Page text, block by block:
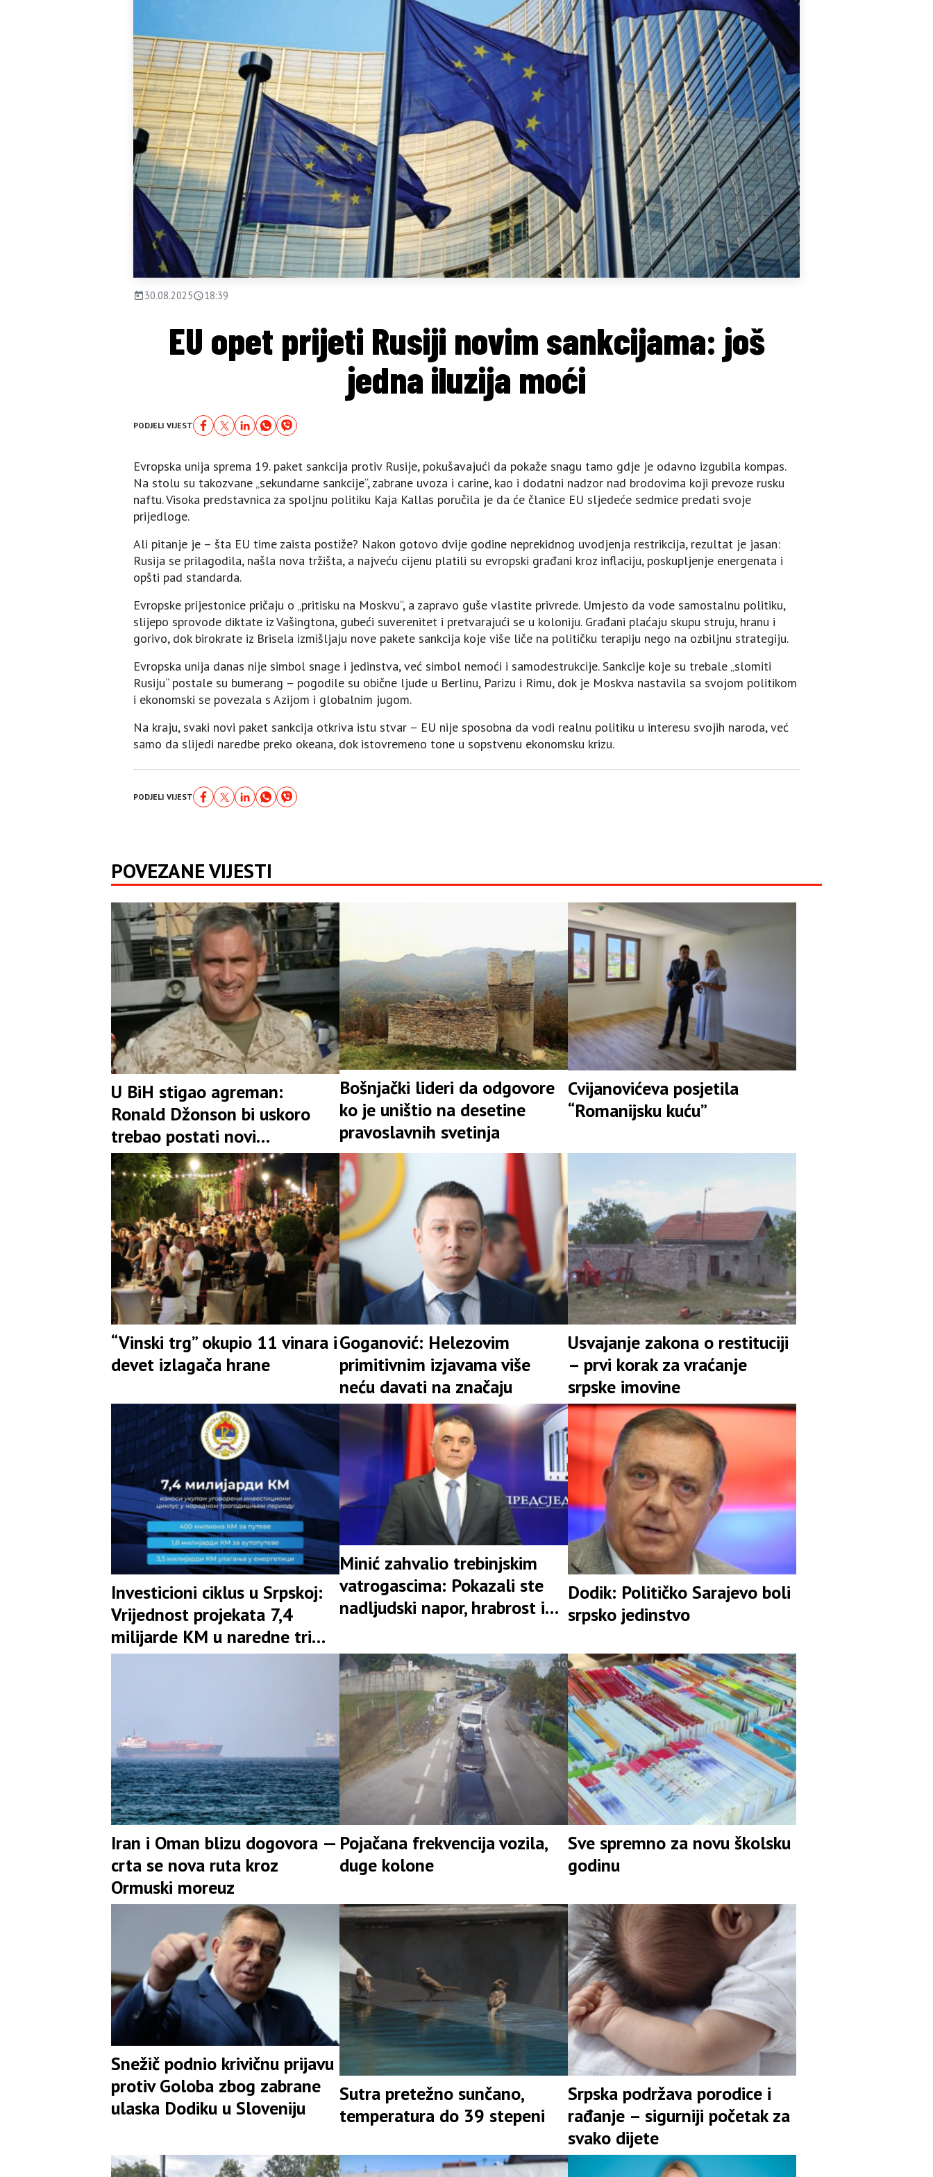
30.08.2025 18:39
EU opet prijeti Rusiji novim sankcijama: još
jedna iluzija moći
PODJELI VIJEST
Evropska unija sprema 19. paket sankcija protiv Rusije, pokušavajući da pokaže snagu tamo gdje je odavno izgubila kompas.
Na stolu su takozvane „sekundarne sankcije“, zabrane uvoza i carine, kao i dodatni nadzor nad brodovima koji prevoze rusku
naftu. Visoka predstavnica za spoljnu politiku Kaja Kallas poručila je da će članice EU sljedeće sedmice predati svoje
prijedloge.
Ali pitanje je – šta EU time zaista postiže? Nakon gotovo dvije godine neprekidnog uvodjenja restrikcija, rezultat je jasan:
Rusija se prilagodila, našla nova tržišta, a najveću cijenu platili su evropski građani kroz inflaciju, poskupljenje energenata i
opšti pad standarda.
Evropske prijestonice pričaju o „pritisku na Moskvu“, a zapravo guše vlastite privrede. Umjesto da vode samostalnu politiku,
slijepo sprovode diktate iz Vašingtona, gubeći suverenitet i pretvarajući se u koloniju. Građani plaćaju skupu struju, hranu i
gorivo, dok birokrate iz Brisela izmišljaju nove pakete sankcija koje više liče na političku terapiju nego na ozbiljnu strategiju.
Evropska unija danas nije simbol snage i jedinstva, već simbol nemoći i samodestrukcije. Sankcije koje su trebale „slomiti
Rusiju“ postale su bumerang – pogodile su obične ljude u Berlinu, Parizu i Rimu, dok je Moskva nastavila sa svojom politikom
i ekonomski se povezala s Azijom i globalnim jugom.
Na kraju, svaki novi paket sankcija otkriva istu stvar – EU nije sposobna da vodi realnu politiku u interesu svojih naroda, već
samo da slijedi naredbe preko okeana, dok istovremeno tone u sopstvenu ekonomsku krizu.
PODJELI VIJEST
POVEZANE VIJESTI
U BiH stigao agreman:
Ronald Džonson bi uskoro
trebao postati novi
ambasador SAD u BiH
Bošnjački lideri da odgovore
ko je uništio na desetine
pravoslavnih svetinja
Cvijanovićeva posjetila
“Romanijsku kuću”
“Vinski trg” okupio 11 vinara i
devet izlagača hrane
Goganović: Helezovim
primitivnim izjavama više
neću davati na značaju
Usvajanje zakona o restituciji
– prvi korak za vraćanje
srpske imovine
Investicioni ciklus u Srpskoj:
Vrijednost projekata 7,4
milijarde KM u naredne tri
godine
Minić zahvalio trebinjskim
vatrogascima: Pokazali ste
nadljudski napor, hrabrost i
Dodik: Političko Sarajevo boli
srpsko jedinstvo
Iran i Oman blizu dogovora —
crta se nova ruta kroz
Ormuski moreuz
Pojačana frekvencija vozila,
duge kolone
Sve spremno za novu školsku
godinu
Snežič podnio krivičnu prijavu
protiv Goloba zbog zabrane
ulaska Dodiku u Sloveniju
Sutra pretežno sunčano,
temperatura do 39 stepeni
Srpska podržava porodice i
rađanje – sigurniji početak za
svako dijete